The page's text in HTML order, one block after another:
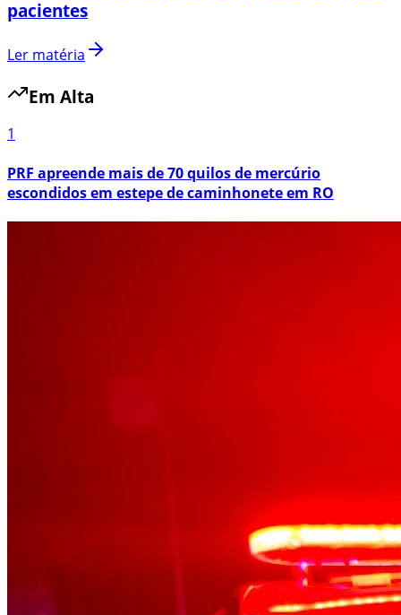
pacientes
Ler matéria
Em Alta
1
PRF apreende mais de 70 quilos de mercúrio
escondidos em estepe de caminhonete em RO